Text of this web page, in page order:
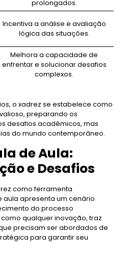
prolongados.
Incentiva a análise e avaliação
lógica das situações.
Melhora a capacidade de
enfrentar e solucionar desafios
complexos.
o xadrez se estabelece como
preparando os
desafios acadêmicos, mas
do mundo contemporâneo.
de Aula:
e Desafios
como ferramenta
apresenta um cenário
do processo
qualquer inovação, traz
precisam ser abordados de
para garantir seu